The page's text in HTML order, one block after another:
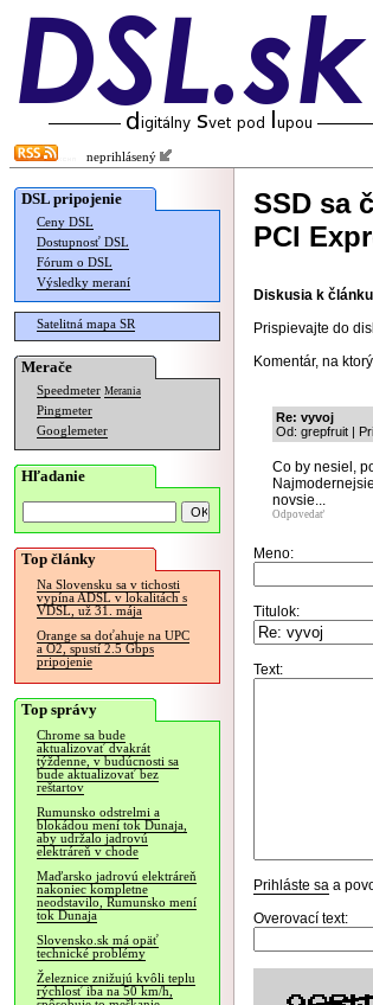
neprihlásený
DSL pripojenie
Ceny DSL
Dostupnosť DSL
Fórum o DSL
Výsledky meraní
Satelitná mapa SR
Merače
Speedmeter Merania
Pingmeter
Googlemeter
Hľadanie
Top články
Na Slovensku sa v tichosti
vypína ADSL v lokalitách s
VDSL, už 31. mája
Orange sa doťahuje na UPC
a O2, spustí 2.5 Gbps
pripojenie
Top správy
Chrome sa bude
aktualizovať dvakrát
týždenne, v budúcnosti sa
bude aktualizovať bez
reštartov
Rumunsko odstrelmi a
blokádou mení tok Dunaja,
aby udržalo jadrovú
elektráreň v chode
Maďarsko jadrovú elektráreň
nakoniec kompletne
neodstavilo, Rumunsko mení
tok Dunaja
Slovensko.sk má opäť
technické problémy
Železnice znižujú kvôli teplu
rýchlosť iba na 50 km/h,
SSD sa
PCI
Diskusia k
Prispievajte do
Komentár, na
Re: vyvoj
Od: grepfruit |
Co by nesiel,
novsie...
Odpovedať
Meno:
Titulok:
Text:
Prihláste sa a
Overovací text: